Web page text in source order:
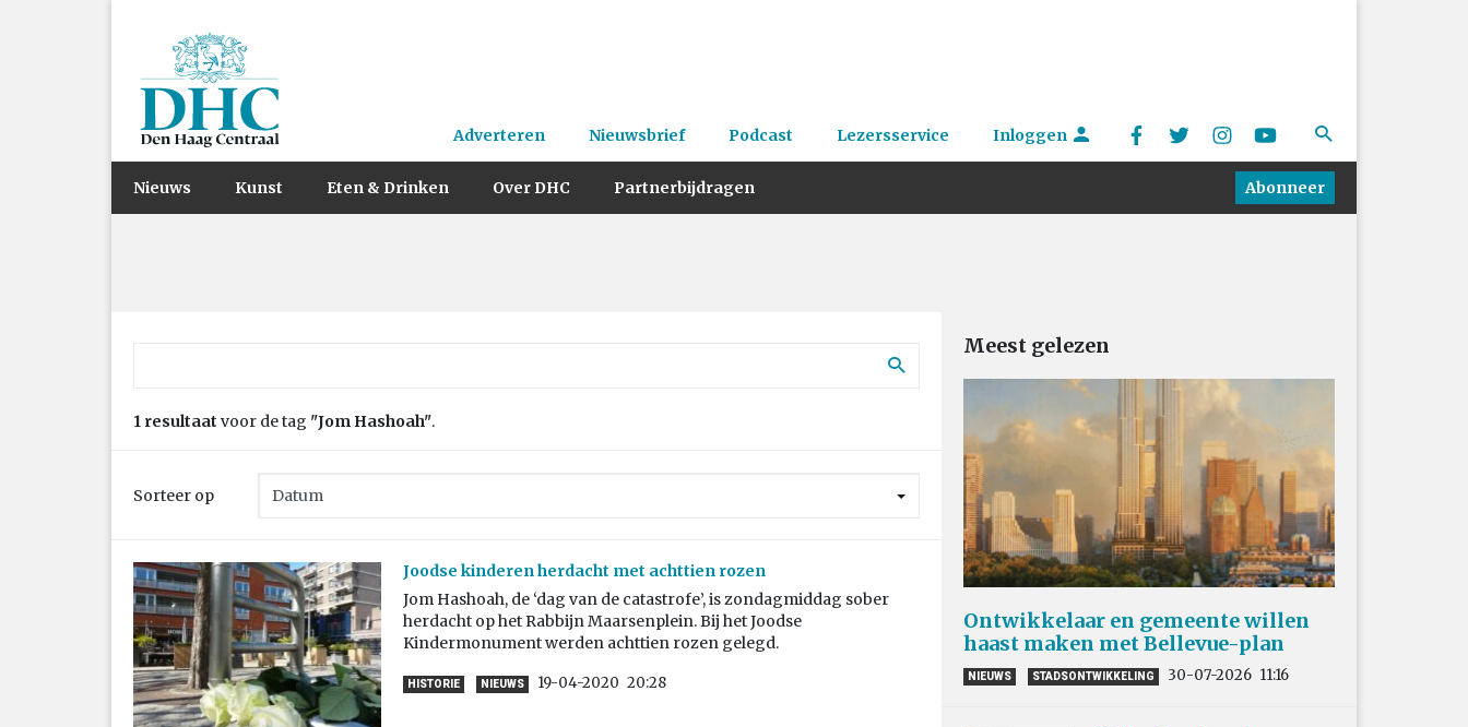
Adverteren Nieuwsbrief Podcast Lezersservice Inloggen
Nieuws Kunst Eten & Drinken Over DHC Partnerbijdragen Abonneer
1 resultaat voor de tag "Jom Hashoah".
Sorteer op
Joodse kinderen herdacht met achttien rozen
Jom Hashoah, de ‘dag van de catastrofe’, is zondagmiddag sober
herdacht op het Rabbijn Maarsenplein. Bij het Joodse
Kindermonument werden achttien rozen gelegd.
HISTORIE NIEUWS 19-04-2020 20:28
Meest gelezen
Ontwikkelaar en gemeente willen
haast maken met Bellevue-plan
NIEUWS STADSONTWIKKELING 30-07-2026 11:16